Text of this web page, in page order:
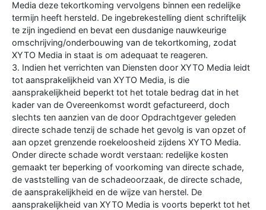
Media deze tekortkoming vervolgens binnen een redelijke
termijn heeft hersteld. De ingebrekestelling dient schriftelijk
te zijn ingediend en bevat een dusdanige nauwkeurige
omschrijving/onderbouwing van de tekortkoming, zodat
XYTO Media in staat is om adequaat te reageren.
3. Indien het verrichten van Diensten door XYTO Media leidt
tot aansprakelijkheid van XYTO Media, is die
aansprakelijkheid beperkt tot het totale bedrag dat in het
kader van de Overeenkomst wordt gefactureerd, doch
slechts ten aanzien van de door Opdrachtgever geleden
directe schade tenzij de schade het gevolg is van opzet of
aan opzet grenzende roekeloosheid zijdens XYTO Media.
Onder directe schade wordt verstaan: redelijke kosten
gemaakt ter beperking of voorkoming van directe schade,
de vaststelling van de schadeoorzaak, de directe schade,
de aansprakelijkheid en de wijze van herstel. De
aansprakelijkheid van XYTO Media is voorts beperkt tot het